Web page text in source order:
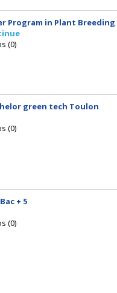
Program in Plant Breeding
(0)
green tech Toulon
(0)
+ 5
(0)